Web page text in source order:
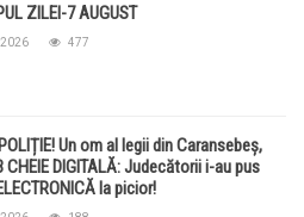
ZILEI-7 AUGUST
477
Un om al legii din Caransebeș,
CHEIE DIGITALĂ: Judecătorii i-au pus
la picior!